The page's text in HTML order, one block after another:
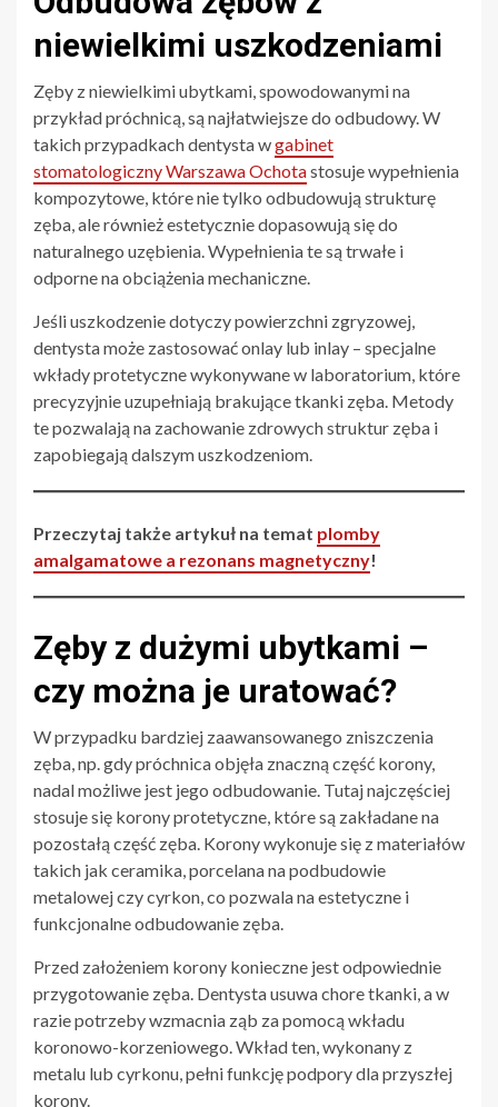
niewielkimi uszkodzeniami
Zęby z niewielkimi ubytkami, spowodowanymi na
przykład próchnicą, są najłatwiejsze do odbudowy. W
takich przypadkach dentysta wgabinet
stomatologiczny Warszawa Ochotastosuje wypełnienia
kompozytowe, które nie tylko odbudowują strukturę
zęba, ale również estetycznie dopasowują się do
naturalnego uzębienia. Wypełnienia te są trwałe i
odporne na obciążenia mechaniczne.
Jeśli uszkodzenie dotyczy powierzchni zgryzowej,
dentysta może zastosować onlay lub inlay – specjalne
wkłady protetyczne wykonywane w laboratorium, które
precyzyjnie uzupełniają brakujące tkanki zęba. Metody
te pozwalają na zachowanie zdrowych struktur zęba i
zapobiegają dalszym uszkodzeniom.
Przeczytaj także artykuł na temat plomby
amalgamatowe a rezonans magnetyczny!
Zęby z dużymi ubytkami –
czy można je uratować?
W przypadku bardziej zaawansowanego zniszczenia
zęba, np. gdy próchnica objęła znaczną część korony,
nadal możliwe jest jego odbudowanie. Tutaj najczęściej
stosuje się korony protetyczne, które są zakładane na
pozostałą część zęba. Korony wykonuje się z materiałów
takich jak ceramika, porcelana na podbudowie
metalowej czy cyrkon, co pozwala na estetyczne i
funkcjonalne odbudowanie zęba.
Przed założeniem korony konieczne jest odpowiednie
przygotowanie zęba. Dentysta usuwa chore tkanki, a w
razie potrzeby wzmacnia ząb za pomocą wkładu
koronowo-korzeniowego. Wkład ten, wykonany z
metalu lub cyrkonu, pełni funkcję podpory dla przyszłej
korony.